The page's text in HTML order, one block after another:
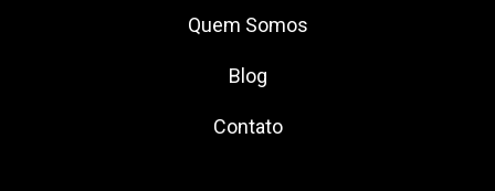
Quem Somos
Blog
Contato